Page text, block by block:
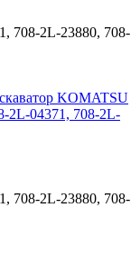
708-2L-23880, 708-
708-2L-23880, 708-